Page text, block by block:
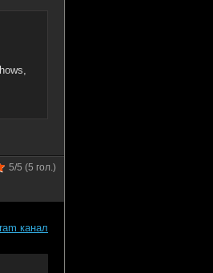
5/5 (5 гол.)
канал